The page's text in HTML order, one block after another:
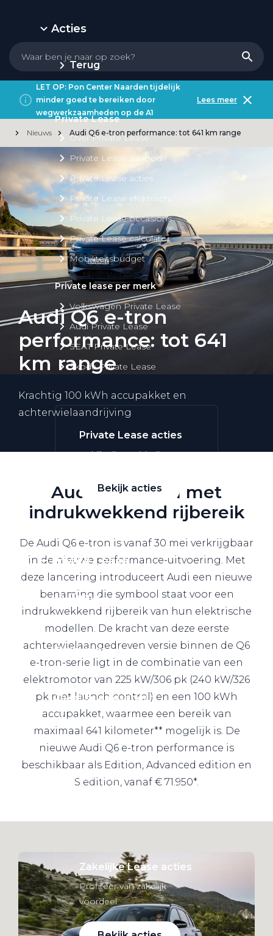
Acties
Terug
Private Lease
Over Private Lease
Private Lease aanbod
Private Lease acties
Private Lease elektrisch
Private Lease occasions
Private Lease calculator
Mobiliteitsbudget
Private lease per merk
Volkswagen Private Lease
Audi Private Lease
SEAT Private Lease
Škoda Private Lease
Private Lease acties
Bekijk alle aanbiedingen
Bekijk acties
Private Lease
Terug
Direct naar
Website Pon Center Zakelijk
Zakelijke oplossingen
Lease aanbod
Leasevormen
Berijdersinfo
Lease acties
Zakelijke Lease acties
Profiteer van zakelijk
voordeel
LET OP: Pon Center Naarden tijdelijk
minder goed te bereiken door
wegwerkzaamheden op de A1
Lees meer
Nieuws Audi Q6 e-tron performance: tot 641 km range
Audi Q6 e-tron
performance: tot 641
km range
Krachtig 100 kWh accupakket en
achterwielaandrijving
Audi Q6 e-tron met
indrukwekkend rijbereik
De Audi Q6 e-tron is vanaf 30 mei verkrijgbaar
in de nieuwe performance-uitvoering. Met
deze lancering introduceert Audi een nieuwe
benaming die symbool staat voor een
indrukwekkend rijbereik van hun elektrische
modellen. De kracht van deze eerste
achterwielaangedreven versie binnen de Q6
e-tron-serie ligt in de combinatie van een
elektromotor van 225 kW/306 pk (240 kW/326
pk met launch control) en een 100 kWh
accupakket, waarmee een bereik van
maximaal 641 kilometer** mogelijk is. De
nieuwe Audi Q6 e-tron performance is
beschikbaar als Edition, Advanced edition en
S edition, vanaf € 71.950*.